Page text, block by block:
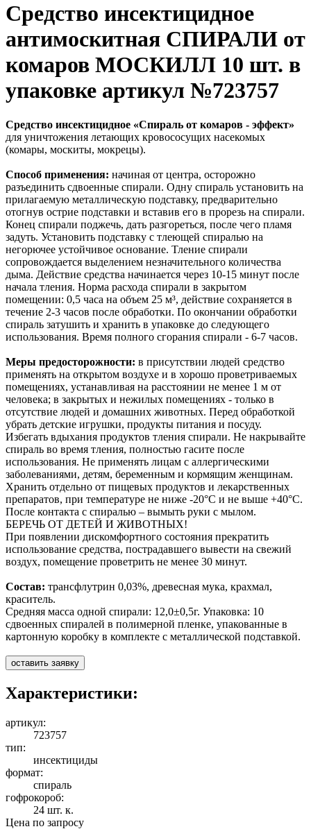
Средство инсектицидное
антимоскитная СПИРАЛИ от
комаров МОСКИЛЛ 10 шт. в
упаковке артикул №723757
Средство инсектицидное «Спираль от комаров - эффект»
для уничтожения летающих кровососущих насекомых
(комары, москиты, мокрецы).
Способ применения: начиная от центра, осторожно
разъединить сдвоенные спирали. Одну спираль установить на
прилагаемую металлическую подставку, предварительно
отогнув острие подставки и вставив его в прорезь на спирали.
Конец спирали поджечь, дать разгореться, после чего пламя
задуть. Установить подставку с тлеющей спиралью на
негорючее устойчивое основание. Тление спирали
сопровождается выделением незначительного количества
дыма. Действие средства начинается через 10-15 минут после
начала тления. Норма расхода спирали в закрытом
помещении: 0,5 часа на объем 25 м³, действие сохраняется в
течение 2-3 часов после обработки. По окончании обработки
спираль затушить и хранить в упаковке до следующего
использования. Время полного сгорания спирали - 6-7 часов.
Меры предосторожности: в присутствии людей средство
применять на открытом воздухе и в хорошо проветриваемых
помещениях, устанавливая на расстоянии не менее 1 м от
человека; в закрытых и нежилых помещениях - только в
отсутствие людей и домашних животных. Перед обработкой
убрать детские игрушки, продукты питания и посуду.
Избегать вдыхания продуктов тления спирали. Не накрывайте
спираль во время тления, полностью гасите после
использования. Не применять лицам с аллергическими
заболеваниями, детям, беременным и кормящим женщинам.
Хранить отдельно от пищевых продуктов и лекарственных
препаратов, при температуре не ниже -20°С и не выше +40°С.
После контакта с спиралью – вымыть руки с мылом.
БЕРЕЧЬ ОТ ДЕТЕЙ И ЖИВОТНЫХ!
При появлении дискомфортного состояния прекратить
использование средства, пострадавшего вывести на свежий
воздух, помещение проветрить не менее 30 минут.
Состав: трансфлутрин 0,03%, древесная мука, крахмал,
краситель.
Средняя масса одной спирали: 12,0±0,5г. Упаковка: 10
сдвоенных спиралей в полимерной пленке, упакованные в
картонную коробку в комплекте с металлической подставкой.
оставить заявку
Характеристики:
артикул:
723757
тип:
инсектициды
формат:
спираль
гофрокороб:
24 шт. к.
Цена по запросу